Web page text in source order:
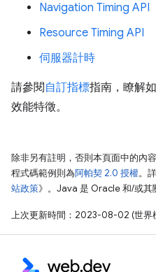
Navigation Timing API
Resource Timing API
伺服器計時
請參閱 自訂指標指南，瞭解
效能特徵。
除非另有註明，否則本頁面中的內
程式碼範例則為阿帕契 2.0 授權。
站政策》。Java 是 Oracle 和/或其
上次更新時間：2023-08-02 (世界